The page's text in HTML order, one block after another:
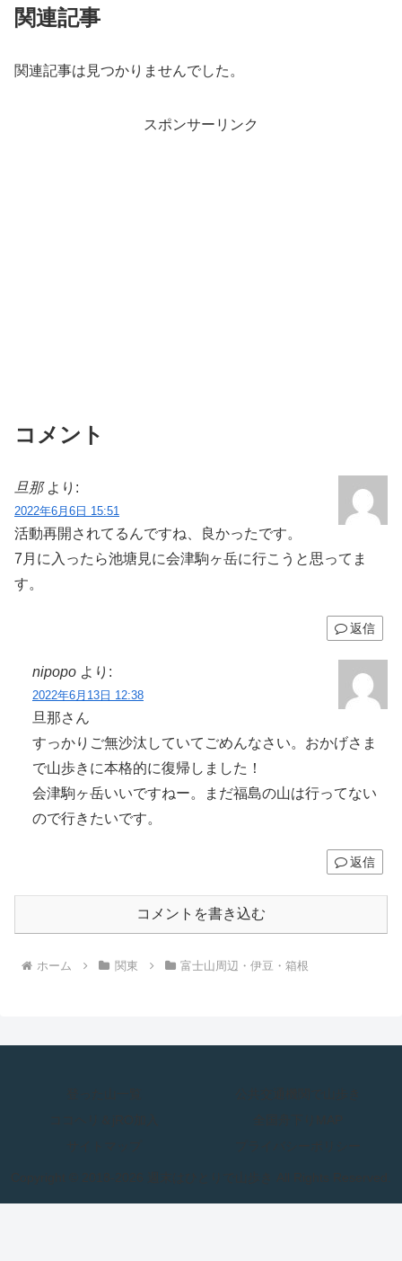
関連記事
関連記事は見つかりませんでした。
スポンサーリンク
コメント
旦那 より:
2022年6月6日 15:51
活動再開されてるんですね、良かったです。
7月に入ったら池塘見に会津駒ヶ岳に行こうと思ってま
す。
返信
nipopo より:
2022年6月13日 12:38
旦那さん
すっかりご無沙汰していてごめんなさい。おかげさま
で山歩きに本格的に復帰しました！
会津駒ヶ岳いいですねー。まだ福島の山は行ってない
ので行きたいです。
返信
コメントを書き込む
ホーム 関東 富士山周辺・伊豆・箱根